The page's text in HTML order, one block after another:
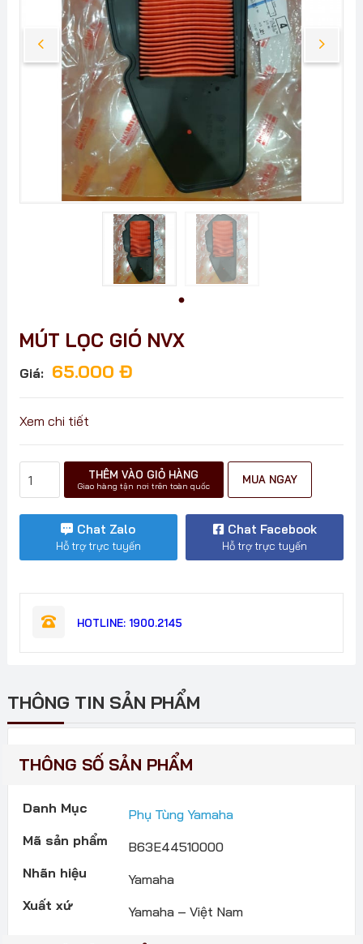
MÚT LỌC GIÓ NVX
Giá: 65.000 Đ
Xem chi tiết
LỌC
lượng
THÊM VÀO GIỎ HÀNG
Giao hàng tận nơi trên toàn quốc
MUA NGAY
Chat Zalo
Hỗ trợ trực tuyến
Chat Facebook
Hỗ trợ trực tuyến
HOTLINE: 1900.2145
THÔNG TIN SẢN PHẨM
THÔNG SỐ SẢN PHẨM
Danh Mục
Phụ Tùng Yamaha
Mã sản phẩm
B63E44510000
Nhãn hiệu
Yamaha
Xuất xứ
Yamaha – Việt Nam